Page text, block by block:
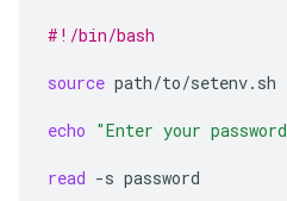
#!/bin/bash
source path/to/setenv.sh
echo "Enter your
read -s password